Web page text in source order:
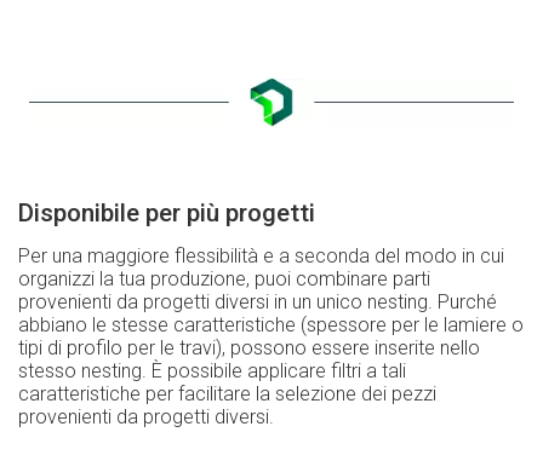
Disponibile per più progetti
Per una maggiore flessibilità e a seconda del modo in cui
organizzi la tua produzione, puoi combinare parti
provenienti da progetti diversi in un unico nesting. Purché
abbiano le stesse caratteristiche (spessore per le lamiere o
tipi di profilo per le travi), possono essere inserite nello
stesso nesting. È possibile applicare filtri a tali
caratteristiche per facilitare la selezione dei pezzi
provenienti da progetti diversi.